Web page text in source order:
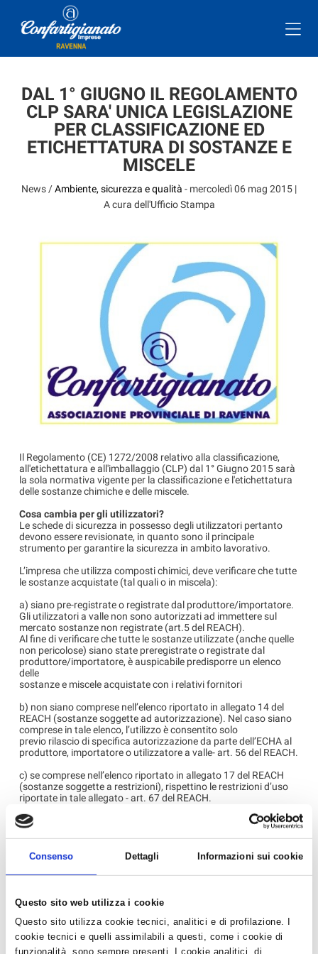
Consenso Dettagli Informazioni sui cookie
Questo sito web utilizza i cookie
Questo sito utilizza cookie tecnici, analitici e di profilazione. I
cookie tecnici e quelli assimilabili a questi, come i cookie di
funzionalità, sono sempre presenti. I cookie analitici, di
DAL 1° GIUGNO IL REGOLAMENTO
CLP SARA' UNICA LEGISLAZIONE
PER CLASSIFICAZIONE ED
ETICHETTATURA DI SOSTANZE E
MISCELE
News /Ambiente, sicurezza e qualità - mercoledì 06 mag 2015 |
A cura dell'Ufficio Stampa
Il Regolamento (CE) 1272/2008 relativo alla classificazione,
all'etichettatura e all'imballaggio (CLP) dal 1° Giugno 2015 sarà
la sola normativa vigente per la classificazione e l'etichettatura
delle sostanze chimiche e delle miscele.
Cosa cambia per gli utilizzatori?
Le schede di sicurezza in possesso degli utilizzatori pertanto
devono essere revisionate, in quanto sono il principale
strumento per garantire la sicurezza in ambito lavorativo.
L’impresa che utilizza composti chimici, deve verificare che tutte
le sostanze acquistate (tal quali o in miscela):
a) siano pre-registrate o registrate dal produttore/importatore.
Gli utilizzatori a valle non sono autorizzati ad immettere sul
mercato sostanze non registrate (art.5 del REACH).
Al fine di verificare che tutte le sostanze utilizzate (anche quelle
non pericolose) siano state preregistrate o registrate dal
produttore/importatore, è auspicabile predisporre un elenco
delle
sostanze e miscele acquistate con i relativi fornitori
b) non siano comprese nell’elenco riportato in allegato 14 del
REACH (sostanze soggette ad autorizzazione). Nel caso siano
comprese in tale elenco, l’utilizzo è consentito solo
previo rilascio di specifica autorizzazione da parte dell’ECHA al
produttore, importatore o utilizzatore a valle- art. 56 del REACH.
c) se comprese nell’elenco riportato in allegato 17 del REACH
(sostanze soggette a restrizioni), rispettino le restrizioni d’uso
riportate in tale allegato - art. 67 del REACH.
d) siano utilizzate solo per usi consentiti dalla scheda dati di
sicurezza - art. 37 del REACH.
Per prepararsi alla scadenza del 1 Giugno 2015, è utile
consultare le informazioni disponibili sul sito
http://echa.europa.eu/it/regulations/clpo
Per maggiori informazioni potete contattare gli uffici ambiente
sicurezza di Confartigianato.